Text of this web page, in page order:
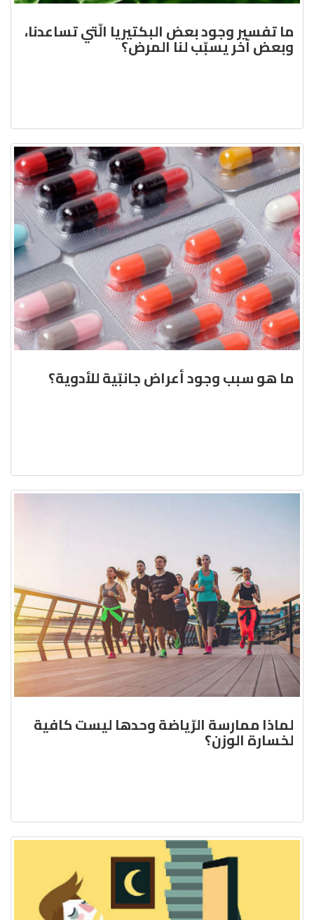
ما تفسير وجود بعض البكتيريا الّتي تساعدنا،
وبعض آخر يسبّب لنا المرض؟
ما هو سبب وجود أعراض جانبّية للأدوية؟
لماذا ممارسة الرّياضة وحدها ليست كافية
لخسارة الوزن؟